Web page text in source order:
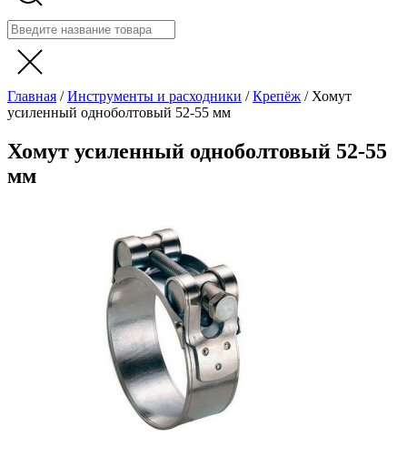
Главная /Инструменты и расходники /Крепёж / Хомут
усиленный одноболтовый 52-55 мм
Хомут усиленный одноболтовый 52-55
мм